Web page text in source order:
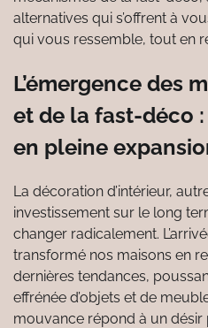
alternatives qui s’offrent à
qui vous ressemble, tout en
L’émergence des
et de la fast-déco
en pleine
La décoration d’intérieur,
investissement sur le long
changer radicalement.
transformé nos maisons en
dernières tendances,
effrénée d’objets et de
mouvance répond à un